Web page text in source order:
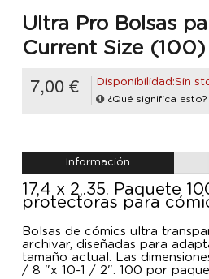
Ultra Pro Bolsas
Current Size (100)
7,00 € Disponibilidad:Sin
¿Qué significa esto?
Información
17,4 x 2,.35. Paquete
protectoras para
Bolsas de cómics ultra
archivar, diseñadas para
tamaño actual. Las
/ 8 "x 10-1 / 2". 100 por